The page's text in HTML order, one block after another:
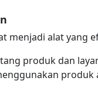
menjadi alat yang
produk dan
produk